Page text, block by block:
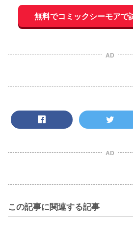
無料でコミックシーモアで
AD
AD
この記事に関連する記事